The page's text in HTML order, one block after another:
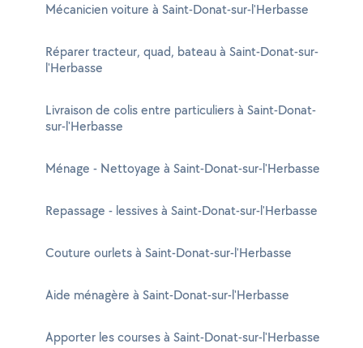
Mécanicien voiture à Saint-Donat-sur-l'Herbasse
Réparer tracteur, quad, bateau à Saint-Donat-sur-
l'Herbasse
Livraison de colis entre particuliers à Saint-Donat-
sur-l'Herbasse
Ménage - Nettoyage à Saint-Donat-sur-l'Herbasse
Repassage - lessives à Saint-Donat-sur-l'Herbasse
Couture ourlets à Saint-Donat-sur-l'Herbasse
Aide ménagère à Saint-Donat-sur-l'Herbasse
Apporter les courses à Saint-Donat-sur-l'Herbasse